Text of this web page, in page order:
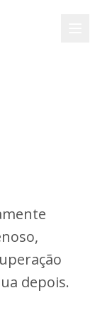
depois.